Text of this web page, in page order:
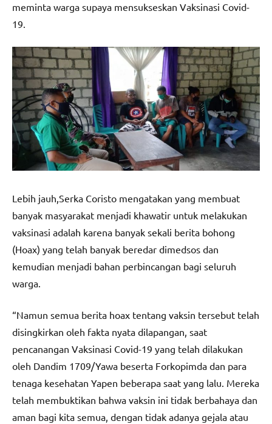
meminta warga supaya mensukseskan Vaksinasi Covid-
19.
Lebih jauh,Serka Coristo mengatakan yang membuat
banyak masyarakat menjadi khawatir untuk melakukan
vaksinasi adalah karena banyak sekali berita bohong
(Hoax) yang telah banyak beredar dimedsos dan
kemudian menjadi bahan perbincangan bagi seluruh
warga.
“Namun semua berita hoax tentang vaksin tersebut telah
disingkirkan oleh fakta nyata dilapangan, saat
pencanangan Vaksinasi Covid-19 yang telah dilakukan
oleh Dandim 1709/Yawa beserta Forkopimda dan para
tenaga kesehatan Yapen beberapa saat yang lalu. Mereka
telah membuktikan bahwa vaksin ini tidak berbahaya dan
aman bagi kita semua, dengan tidak adanya gejala atau